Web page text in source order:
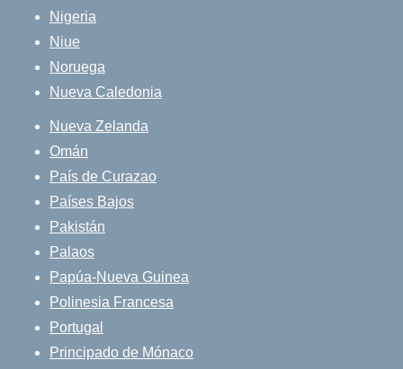
Nigeria
Niue
Noruega
Nueva Caledonia
Nueva Zelanda
Omán
País de Curazao
Países Bajos
Pakistán
Palaos
Papúa-Nueva Guinea
Polinesia Francesa
Portugal
Principado de Mónaco